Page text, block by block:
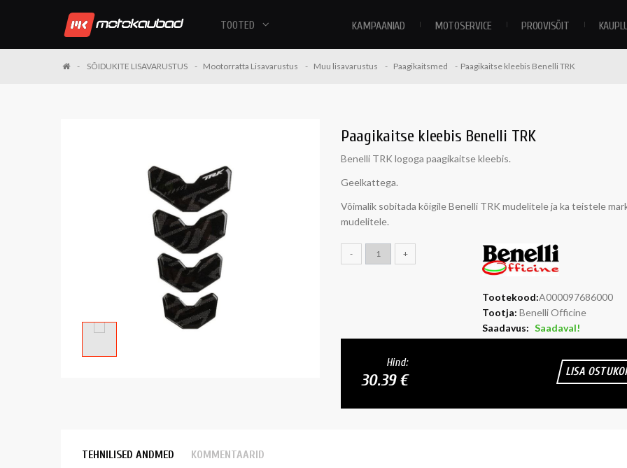
KAMPAANIAD MOTOSERVICE PROOVISÕIT
TOOTED
SÕIDUKITE LISAVARUSTUS Mootorratta Lisavarustus Muu lisavarustus Paagikaitsmed Paagikaitse kleebis Benelli TRK
Paagikaitse kleebis Benelli TRK
Benelli TRK logoga paagikaitse kleebis.
Geelkattega.
Võimalik sobitada kõigile Benelli TRK mudelitele ja ka teistele
mudelitele.
Tootekood:A000097686000
Tootja: Benelli Officine
Saadavus: Saadaval!
- +
Hind:
30.39 € LISA
TEHNILISED ANDMED KOMMENTAARID